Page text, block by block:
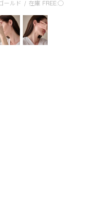
ールド / 在庫 FREE:◯